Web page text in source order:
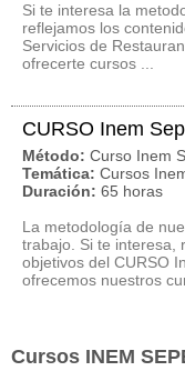
Si te interesa la
reflejamos los
Servicios de
ofrecerte cursos ...
CURSO Inem
Método: Curso Inem
Temática: Cursos
Duración: 65 horas
La metodología de
trabajo. Si te interesa,
objetivos del CURSO
ofrecemos nuestros
Cursos INEM